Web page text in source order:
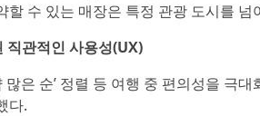
할 수 있는 매장은 특정 관광 도시를
직관적인 사용성(UX)
많은 순’ 정렬 등 여행 중 편의성을 극
다.